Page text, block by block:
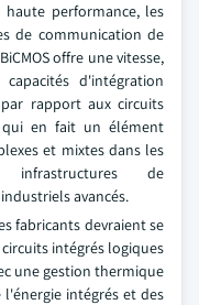
performance, les
de communication de
offre une vitesse,
d'intégration
rapport aux circuits
qui en fait un élément
et mixtes dans les
de
avancés.
fabricants devraient se
intégrés logiques
une gestion thermique
intégrés et des